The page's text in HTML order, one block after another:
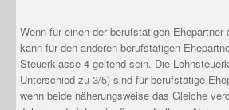
Wenn für einen der berufstätigen
kann für den anderen berufstätigen
Steuerklasse 4 geltend sein. Die
Unterschied zu 3/5) sind für berufstätige
wenn beide näherungsweise das Gleiche